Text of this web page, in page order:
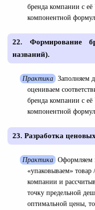
бренда компании с
компонентной
22. Формирование
названий).
Практика Заполняем
оцениваем
бренда компании с
компонентной
23. Разработка
Практика Оформляем
«упаковываем» товар
компании и
точку предельной
оптимальной цены,